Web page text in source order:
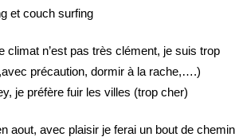
et couch surfing
n’est pas très clément, je suis trop
précaution, dormir à la rache,….)
je préfère fuir les villes (trop cher)
aout, avec plaisir je ferai un bout de chemin